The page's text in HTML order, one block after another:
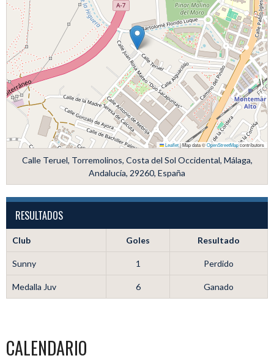
Leaflet|Map data ©OpenStreetMapcontributors
Calle Teruel, Torremolinos, Costa del Sol Occidental, Málaga,
Andalucía, 29260, España
RESULTADOS
Club Goles Resultado
Sunny 1 Perdido
Medalla Juv 6 Ganado
CALENDARIO